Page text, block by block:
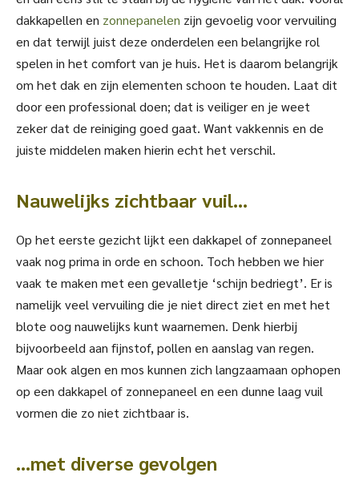
dakkapellen en zonnepanelen zijn gevoelig voor vervuiling
en dat terwijl juist deze onderdelen een belangrijke rol
spelen in het comfort van je huis. Het is daarom belangrijk
om het dak en zijn elementen schoon te houden. Laat dit
door een professional doen; dat is veiliger en je weet
zeker dat de reiniging goed gaat. Want vakkennis en de
juiste middelen maken hierin echt het verschil.
Nauwelijks zichtbaar vuil…
Op het eerste gezicht lijkt een dakkapel of zonnepaneel
vaak nog prima in orde en schoon. Toch hebben we hier
vaak te maken met een gevalletje ‘schijn bedriegt’. Er is
namelijk veel vervuiling die je niet direct ziet en met het
blote oog nauwelijks kunt waarnemen. Denk hierbij
bijvoorbeeld aan fijnstof, pollen en aanslag van regen.
Maar ook algen en mos kunnen zich langzaamaan ophopen
op een dakkapel of zonnepaneel en een dunne laag vuil
vormen die zo niet zichtbaar is.
…met diverse gevolgen